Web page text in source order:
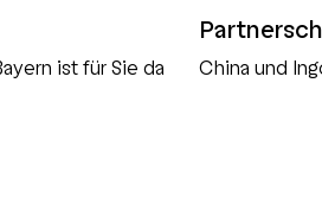
ist für Sie da China und